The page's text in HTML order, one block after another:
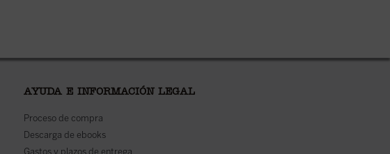
AYUDA E INFORMACIÓN LEGAL
Proceso de compra
Descarga de ebooks
Gastos y plazos de entrega